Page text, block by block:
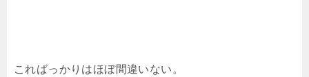
こればっかりはほぼ間違いない。